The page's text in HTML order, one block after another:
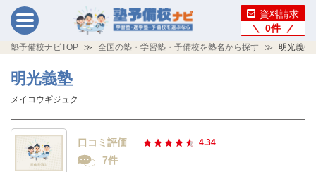
資料請求
0件
塾予備校ナビTOP 全国の塾・学習塾・予備校を塾名から探す 明光義塾
明光義塾
メイコウギジュク
口コミ評価 4.34
7件